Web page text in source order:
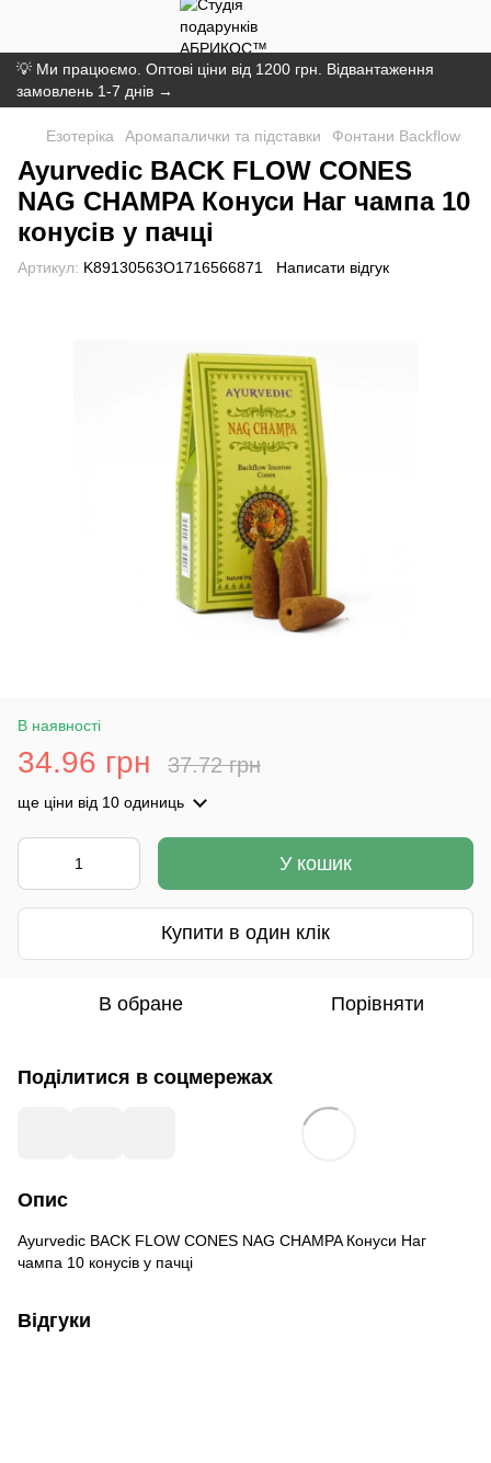
💡 Ми працюємо. Оптові ціни від 1200 грн. Відвантаження
замовлень 1-7 днів →
Езотеріка Аромапалички та підставки Фонтани Backflow
Ayurvedic BACK FLOW CONES
NAG CHAMPA Конуси Наг чампа 10
конусів у пачці
Артикул: K89130563O1716566871 Написати відгук
В наявності
34.96 грн 37.72 грн
ще ціни від 10 одиниць
У кошик
Купити в один клік
В обране Порівняти
Поділитися в соцмережах
Опис
Ayurvedic BACK FLOW CONES NAG CHAMPA Конуси Наг
чампа 10 конусів у пачці
Відгуки